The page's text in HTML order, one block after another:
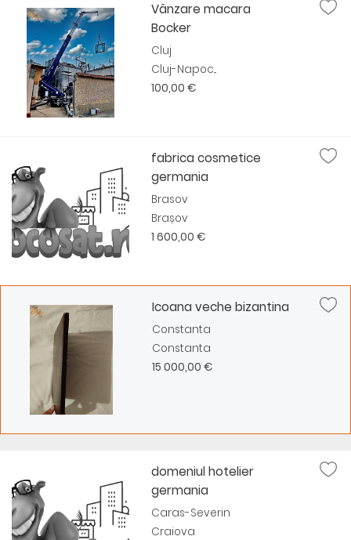
Vânzare macara
Bocker
Cluj
Cluj-Napoc...
100,00 €
fabrica cosmetice
germania
Brasov
Brașov
1 600,00 €
Icoana veche bizantina
Constanta
Constanta
15 000,00 €
domeniul hotelier
germania
Caras-Severin
Craiova